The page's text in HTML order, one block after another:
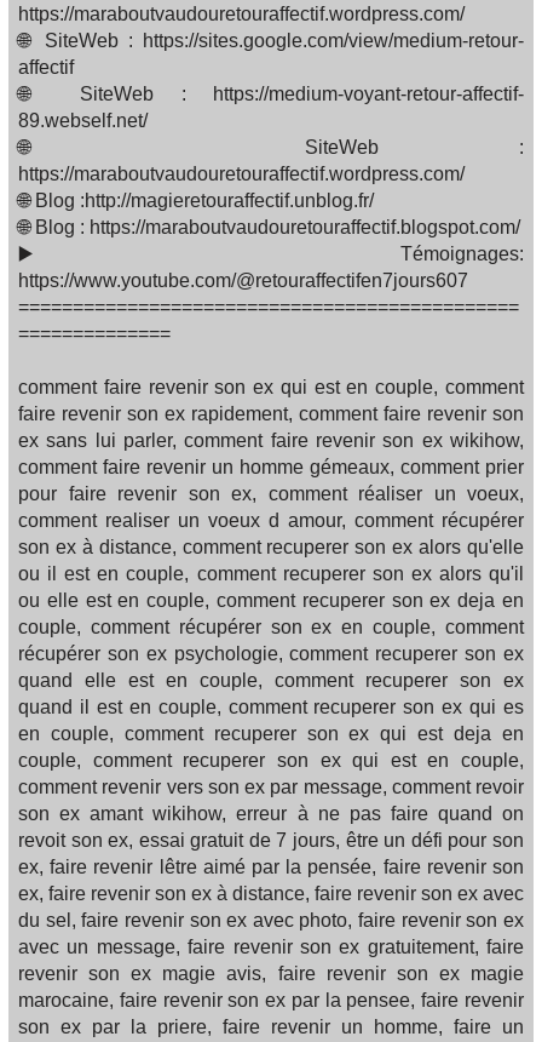
https://maraboutvaudouretouraffectif.wordpress.com/
🌐 SiteWeb : https://sites.google.com/view/medium-retour-
affectif
🌐 SiteWeb : https://medium-voyant-retour-affectif-
89.webself.net/
🌐 SiteWeb :
https://maraboutvaudouretouraffectif.wordpress.com/
🌐 Blog :http://magieretouraffectif.unblog.fr/
🌐 Blog : https://maraboutvaudouretouraffectif.blogspot.com/
▶️ Témoignages:
https://www.youtube.com/@retouraffectifen7jours607
==============================================
==============
comment faire revenir son ex qui est en couple, comment
faire revenir son ex rapidement, comment faire revenir son
ex sans lui parler, comment faire revenir son ex wikihow,
comment faire revenir un homme gémeaux, comment prier
pour faire revenir son ex, comment réaliser un voeux,
comment realiser un voeux d amour, comment récupérer
son ex à distance, comment recuperer son ex alors qu'elle
ou il est en couple, comment recuperer son ex alors qu'il
ou elle est en couple, comment recuperer son ex deja en
couple, comment récupérer son ex en couple, comment
récupérer son ex psychologie, comment recuperer son ex
quand elle est en couple, comment recuperer son ex
quand il est en couple, comment recuperer son ex qui es
en couple, comment recuperer son ex qui est deja en
couple, comment recuperer son ex qui est en couple,
comment revenir vers son ex par message, comment revoir
son ex amant wikihow, erreur à ne pas faire quand on
revoit son ex, essai gratuit de 7 jours, être un défi pour son
ex, faire revenir lêtre aimé par la pensée, faire revenir son
ex, faire revenir son ex à distance, faire revenir son ex avec
du sel, faire revenir son ex avec photo, faire revenir son ex
avec un message, faire revenir son ex gratuitement, faire
revenir son ex magie avis, faire revenir son ex magie
marocaine, faire revenir son ex par la pensee, faire revenir
son ex par la priere, faire revenir un homme, faire un